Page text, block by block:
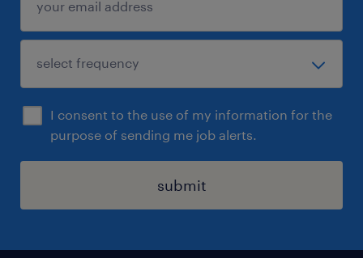
I consent to the use of my information for the
purpose of sending me job alerts.
submit